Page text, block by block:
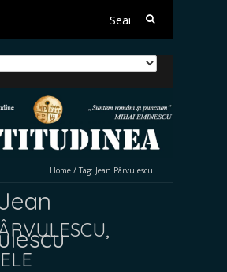
Search
Home / Tag: Jean Pârvulescu